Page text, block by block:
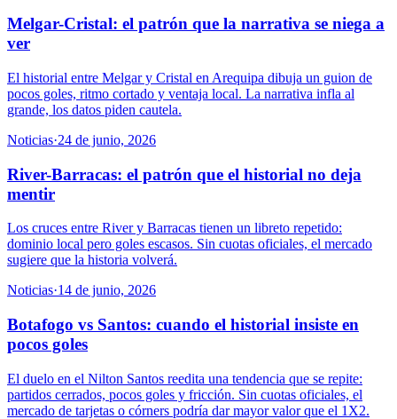
Melgar-Cristal: el patrón que la narrativa se niega a
ver
El historial entre Melgar y Cristal en Arequipa dibuja un guion de
pocos goles, ritmo cortado y ventaja local. La narrativa infla al
grande, los datos piden cautela.
Noticias·24 de junio, 2026
River-Barracas: el patrón que el historial no deja
mentir
Los cruces entre River y Barracas tienen un libreto repetido:
dominio local pero goles escasos. Sin cuotas oficiales, el mercado
sugiere que la historia volverá.
Noticias·14 de junio, 2026
Botafogo vs Santos: cuando el historial insiste en
pocos goles
El duelo en el Nilton Santos reedita una tendencia que se repite:
partidos cerrados, pocos goles y fricción. Sin cuotas oficiales, el
mercado de tarjetas o córners podría dar mayor valor que el 1X2.